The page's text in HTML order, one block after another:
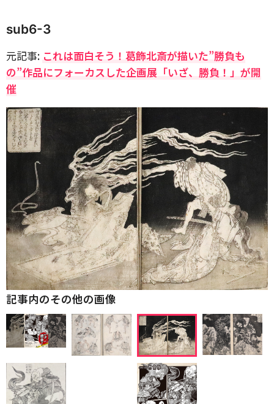
sub6-3
元記事: これは面白そう！葛飾北斎が描いた”勝負も
の”作品にフォーカスした企画展「いざ、勝負！」が開
催
記事内のその他の画像